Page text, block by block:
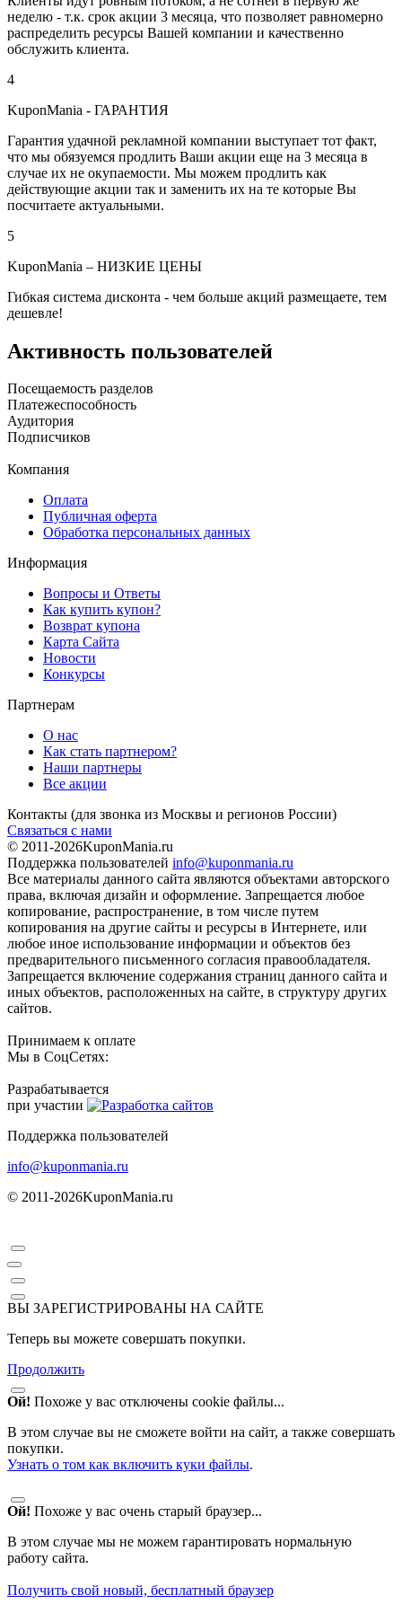
неделю - т.к. срок акции 3 месяца, что позволяет равномерно
распределить ресурсы Вашей компании и качественно
обслужить клиента.
4
KuponMania - ГАРАНТИЯ
Гарантия удачной рекламной компании выступает тот факт,
что мы обязуемся продлить Ваши акции еще на 3 месяца в
случае их не окупаемости. Мы можем продлить как
действующие акции так и заменить их на те которые Вы
посчитаете актуальными.
5
KuponMania – НИЗКИЕ ЦЕНЫ
Гибкая система дисконта - чем больше акций размещаете, тем
дешевле!
Активность пользователей
Посещаемость разделов
Платежеспособность
Аудитория
Подписчиков
Компания
Оплата
Публичная оферта
Обработка персональных данных
Информация
Вопросы и Ответы
Как купить купон?
Возврат купона
Карта Сайта
Новости
Конкурсы
Партнерам
О нас
Как стать партнером?
Наши партнеры
Все акции
Контакты (для звонка из Москвы и регионов России)
Связаться с нами
© 2011-2026KuponMania.ru
Поддержка пользователей info@kuponmania.ru
Все материалы данного сайта являются объектами авторского
права, включая дизайн и оформление. Запрещается любое
копирование, распространение, в том числе путем
копирования на другие сайты и ресурсы в Интернете, или
любое иное использование информации и объектов без
предварительного письменного согласия правообладателя.
Запрещается включение содержания страниц данного сайта и
иных объектов, расположенных на сайте, в структуру других
сайтов.
Принимаем к оплате
Мы в СоцСетях:
Разрабатывается
при участии
Поддержка пользователей
info@kuponmania.ru
© 2011-2026KuponMania.ru
ВЫ ЗАРЕГИСТРИРОВАНЫ НА САЙТЕ
Теперь вы можете совершать покупки.
Продолжить
Ой! Похоже у вас отключены cookie файлы...
В этом случае вы не сможете войти на сайт, а также совершать
покупки.
Узнать о том как включить куки файлы.
Ой! Похоже у вас очень старый браузер...
В этом случае мы не можем гарантировать нормальную
работу сайта.
Получить свой новый, бесплатный браузер